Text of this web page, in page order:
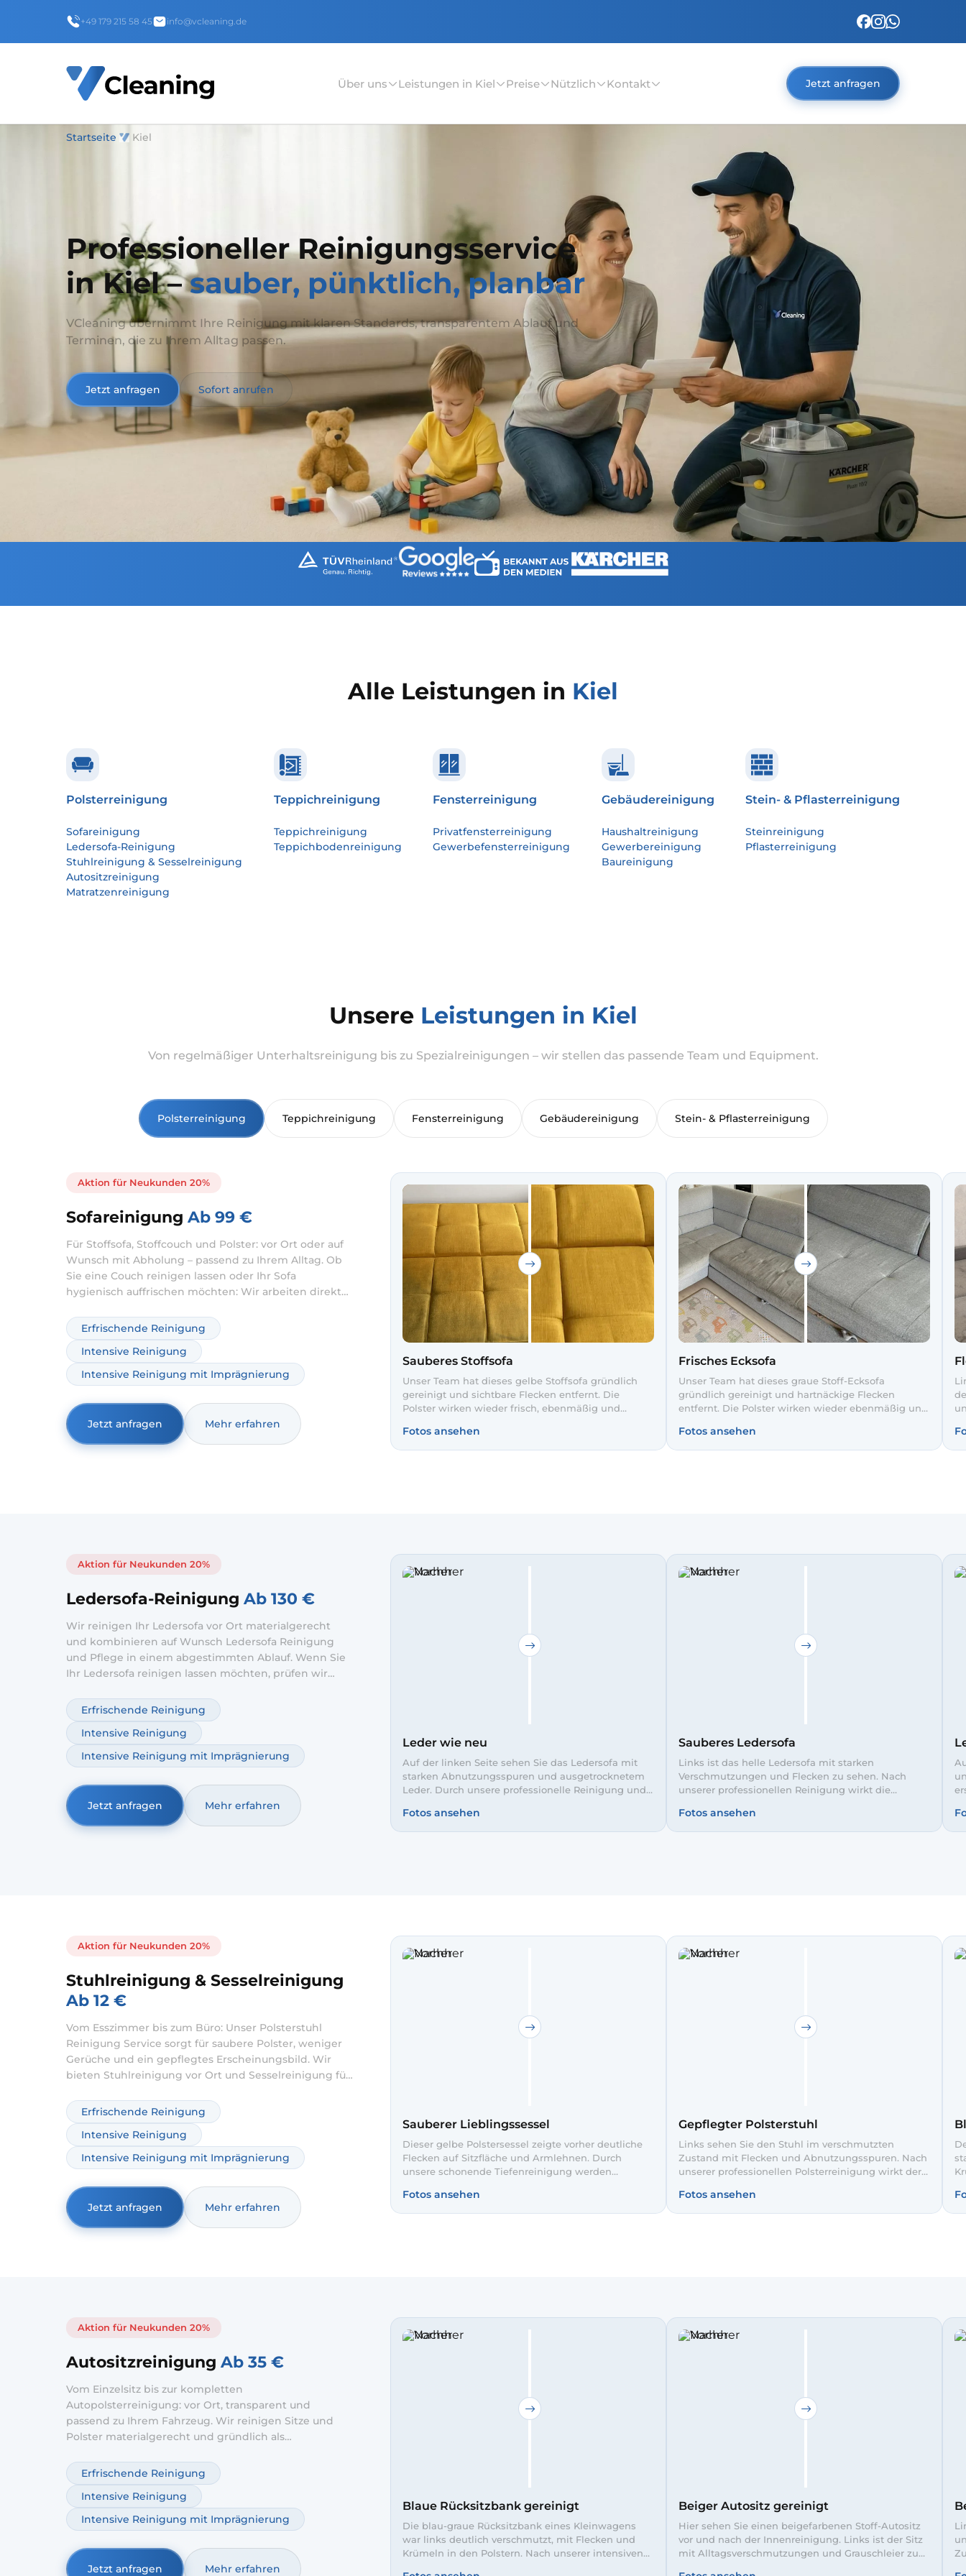
+49 179 215 58 45 info@vcleaning.de
Über uns Leistungen in Kiel Preise Nützlich Kontakt Jetzt anfragen
Startseite Kiel
Professioneller Reinigungsservice
in Kiel –sauber, pünktlich, planbar
VCleaning übernimmt Ihre Reinigung mit klaren Standards, transparentem Ablauf und
Terminen, die zu Ihrem Alltag passen.
Jetzt anfragen Sofort anrufen
Alle Leistungen in Kiel
Polsterreinigung
Sofareinigung
Ledersofa-Reinigung
Stuhlreinigung & Sesselreinigung
Autositzreinigung
Matratzenreinigung
Teppichreinigung
Teppichreinigung
Teppichbodenreinigung
Fensterreinigung
Privatfensterreinigung
Gewerbefensterreinigung
Gebäudereinigung
Haushaltreinigung
Gewerbereinigung
Baureinigung
Stein- & Pflasterreinigung
Steinreinigung
Pflasterreinigung
Unsere Leistungen in Kiel
Von regelmäßiger Unterhaltsreinigung bis zu Spezialreinigungen – wir stellen das passende Team und Equipment.
Polsterreinigung Teppichreinigung Fensterreinigung Gebäudereinigung Stein- & Pflasterreinigung
Aktion für Neukunden 20%
Sofareinigung Ab 99 €
Für Stoffsofa, Stoffcouch und Polster: vor Ort oder auf
Wunsch mit Abholung – passend zu Ihrem Alltag. Ob
Sie eine Couch reinigen lassen oder Ihr Sofa
hygienisch auffrischen möchten: Wir arbeiten direkt
die Reinigung bei Bedarf mit intensiver Behandlung
gegen Verschmutzung und Gerüche.
Erfrischende Reinigung
Intensive Reinigung
Intensive Reinigung mit Imprägnierung
Jetzt anfragen Mehr erfahren
Sauberes Stoffsofa
Unser Team hat dieses gelbe Stoffsofa gründlich
gereinigt und sichtbare Flecken entfernt. Die
Polster wirken wieder frisch, ebenmäßig und
wie neu.
Fotos ansehen
Frisches Ecksofa
Unser Team hat dieses graue Stoff-Ecksofa
gründlich gereinigt und hartnäckige Flecken
entfernt. Die Polster wirken wieder ebenmäßig und
und einladend für Gäste.
Fotos ansehen
Aktion für Neukunden 20%
Ledersofa-Reinigung Ab 130 €
Wir reinigen Ihr Ledersofa vor Ort materialgerecht
und kombinieren auf Wunsch Ledersofa Reinigung
und Pflege in einem abgestimmten Ablauf. Wenn Sie
Ihr Ledersofa reinigen lassen möchten, prüfen wir
passende Methode. Ergänzend ist ein Ledersofa Pflege
Service möglich, damit das Leder geschmeidig bleibt
und länger gut aussieht.
Erfrischende Reinigung
Intensive Reinigung
Intensive Reinigung mit Imprägnierung
Jetzt anfragen Mehr erfahren
Leder wie neu
Auf der linken Seite sehen Sie das Ledersofa mit
starken Abnutzungsspuren und ausgetrocknetem
Leder. Durch unsere professionelle Reinigung und
gleichmäßig. Farbe und Glanz wurden aufgefrischt,
das Sofa sieht wieder nahezu wie neu aus.
Fotos ansehen
Sauberes Ledersofa
Links ist das helle Ledersofa mit starken
Verschmutzungen und Flecken zu sehen. Nach
unserer professionellen Reinigung wirkt die
bleibt Ihr Sofa hygienisch sauber und bequem für
die ganze Familie.
Fotos ansehen
Aktion für Neukunden 20%
Stuhlreinigung & Sesselreinigung
Ab 12 €
Vom Esszimmer bis zum Büro: Unser Polsterstuhl
Reinigung Service sorgt für saubere Polster, weniger
Gerüche und ein gepflegtes Erscheinungsbild. Wir
bieten Stuhlreinigung vor Ort und Sesselreinigung für
gründlich und planbar. Wenn Sie Stühle reinigen
lassen möchten, entfernen wir Flecken und Gerüche
schonend und abgestimmt auf Stoff, Mischgewebe
oder empfindliche Oberflächen.
Erfrischende Reinigung
Intensive Reinigung
Intensive Reinigung mit Imprägnierung
Jetzt anfragen Mehr erfahren
Sauberer Lieblingssessel
Dieser gelbe Polstersessel zeigte vorher deutliche
Flecken auf Sitzfläche und Armlehnen. Durch
unsere schonende Tiefenreinigung werden
aufgefrischt. So wirkt der Sessel wieder einladend
und hygienisch sauber.
Fotos ansehen
Gepflegter Polsterstuhl
Links sehen Sie den Stuhl im verschmutzten
Zustand mit Flecken und Abnutzungsspuren. Nach
unserer professionellen Polsterreinigung wirkt der
heller. So fügt sich der Stuhl wieder sauber und
gepflegt in Ihr Esszimmer ein.
Fotos ansehen
Aktion für Neukunden 20%
Autositzreinigung Ab 35 €
Vom Einzelsitz bis zur kompletten
Autopolsterreinigung: vor Ort, transparent und
passend zu Ihrem Fahrzeug. Wir reinigen Sitze und
Polster materialgerecht und gründlich als
starker Nutzung setzen wir auf Autositze
Tiefenreinigung; optional ergänzen wir
Autopolsterreinigung Geruchsentfernung.
Erfrischende Reinigung
Intensive Reinigung
Intensive Reinigung mit Imprägnierung
Jetzt anfragen Mehr erfahren
Blaue Rücksitzbank gereinigt
Die blau-graue Rücksitzbank eines Kleinwagens
war links deutlich verschmutzt, mit Flecken und
Krümeln in den Polstern. Nach unserer intensiven
Beiger Autositz gereinigt
Hier sehen Sie einen beigefarbenen Stoff-Autositz
vor und nach der Innenreinigung. Links ist der Sitz
mit Alltagsverschmutzungen und Grauschleier zu